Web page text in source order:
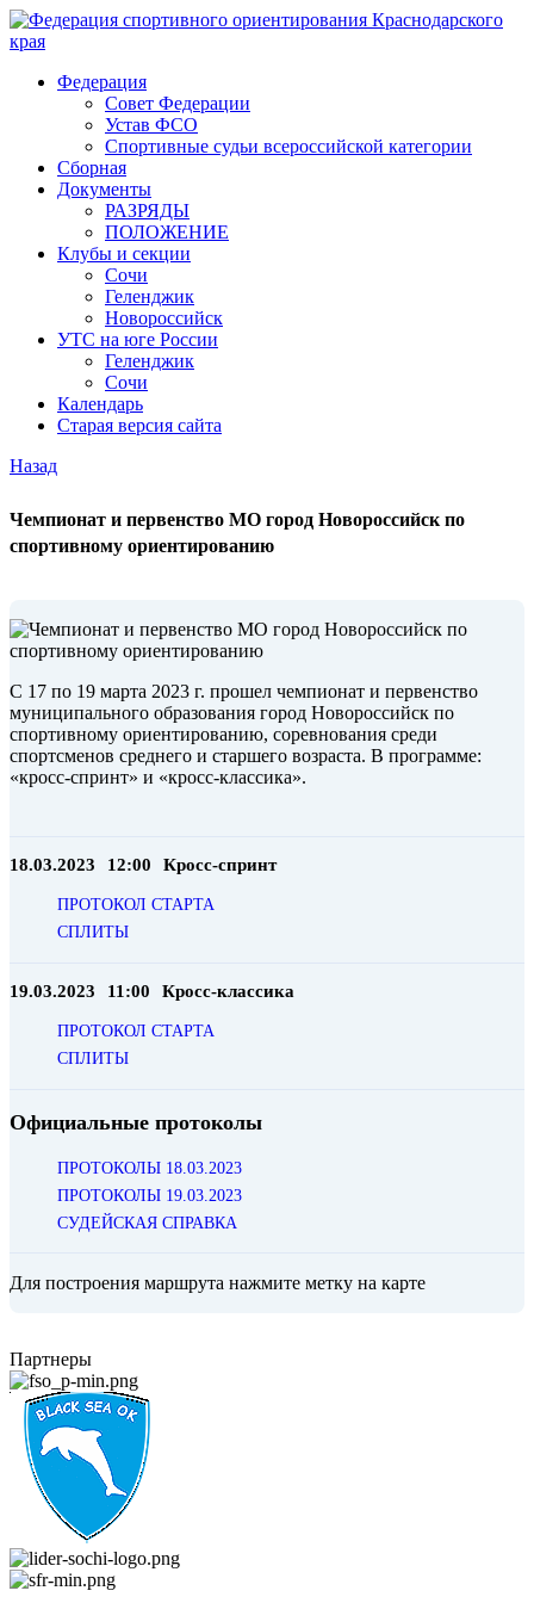
Федерация
Совет Федерации
Устав ФСО
Спортивные судьи всероссийской категории
Сборная
Документы
РАЗРЯДЫ
ПОЛОЖЕНИЕ
Клубы и секции
Сочи
Геленджик
Новороссийск
УТС на юге России
Геленджик
Сочи
Календарь
Старая версия сайта
Назад
Чемпионат и первенство МО город Новороссийск по
спортивному ориентированию
С 17 по 19 марта 2023 г. прошел чемпионат и первенство
муниципального образования город Новороссийск по
спортивному ориентированию, соревнования среди
спортсменов среднего и старшего возраста. В программе:
«кросс-спринт» и «кросс-классика».
18.03.2023 12:00 Кросс-спринт
ПРОТОКОЛ СТАРТА
СПЛИТЫ
19.03.2023 11:00 Кросс-классика
ПРОТОКОЛ СТАРТА
СПЛИТЫ
Официальные протоколы
ПРОТОКОЛЫ 18.03.2023
ПРОТОКОЛЫ 19.03.2023
СУДЕЙСКАЯ СПРАВКА
Для построения маршрута нажмите метку на карте
Партнеры